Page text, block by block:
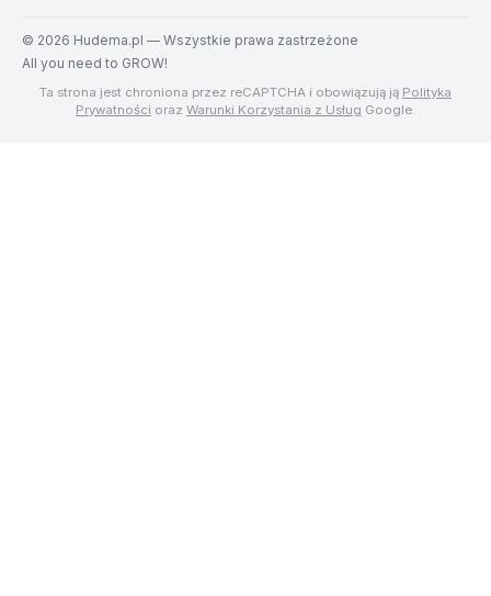
© 2026 Hudema.pl — Wszystkie prawa zastrzeżone
All you need to GROW!
Ta strona jest chroniona przez reCAPTCHA i obowiązują ją Polityka
Prywatności oraz Warunki Korzystania z Usług Google.